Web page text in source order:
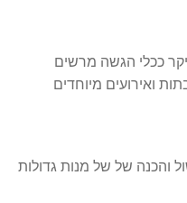
ככלי הגשה מרשים
ואירועים מיוחדים
והכנה של של מנות גדולות